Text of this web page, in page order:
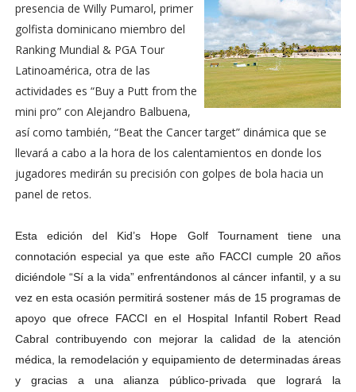
presencia de Willy Pumarol, primer
golfista dominicano miembro del
Ranking Mundial & PGA Tour
Latinoamérica, otra de las
actividades es “Buy a Putt from the
mini pro” con Alejandro Balbuena,
así como también, “Beat the Cancer target” dinámica que se
llevará a cabo a la hora de los calentamientos en donde los
jugadores medirán su precisión con golpes de bola hacia un
panel de retos.
Esta edición del Kid’s Hope Golf Tournament tiene una
connotación especial ya que este año FACCI cumple 20 años
diciéndole “Sí a la vida” enfrentándonos al cáncer infantil, y a su
vez en esta ocasión permitirá sostener más de 15 programas de
apoyo que ofrece FACCI en el Hospital Infantil Robert Read
Cabral contribuyendo con mejorar la calidad de la atención
médica, la remodelación y equipamiento de determinadas áreas
y gracias a una alianza público-privada que logrará la